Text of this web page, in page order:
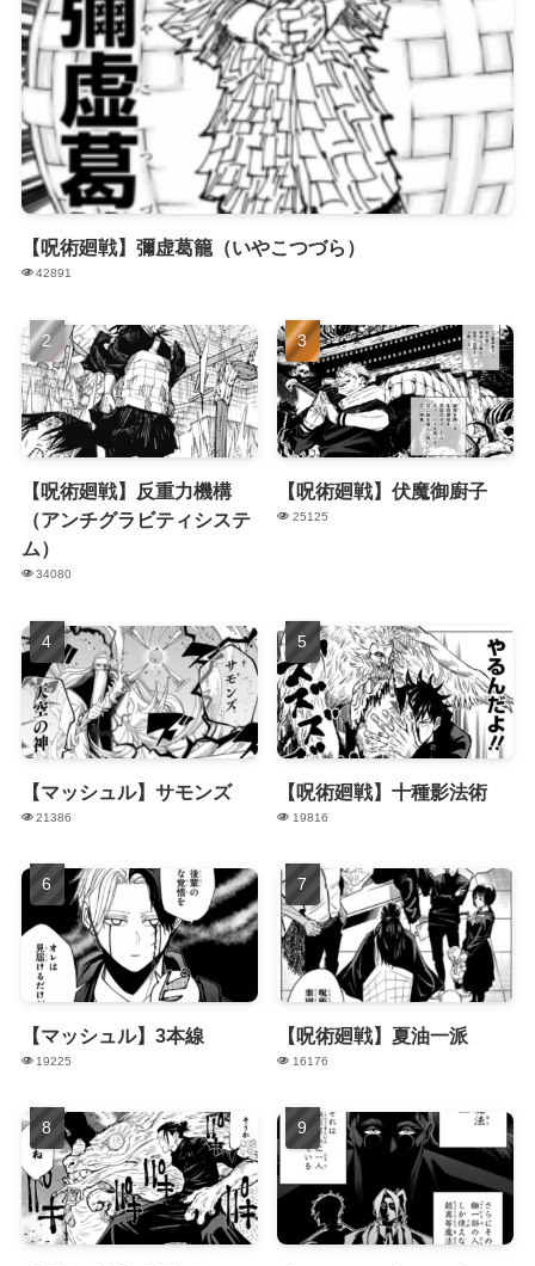
【呪術廻戦】彌虚葛籠（いやこつづら）
42891
【呪術廻戦】反重力機構
（アンチグラビティシステ
ム）
34080
【呪術廻戦】伏魔御廚子
25125
【マッシュル】サモンズ
21386
【呪術廻戦】十種影法術
19816
【マッシュル】3本線
19225
【呪術廻戦】夏油一派
16176